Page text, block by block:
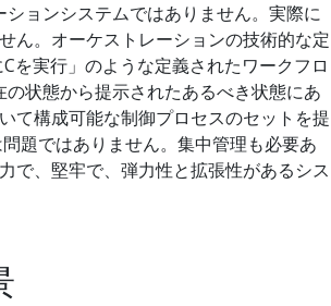
ョンシステムではありません。実際に
ん。オーケストレーションの技術的な定
を実行」のような定義されたワークフロ
状態から提示されたあるべき状態にあ
て構成可能な制御プロセスのセットを提
題ではありません。集中管理も必要あ
で、堅牢で、弾力性と拡張性があるシス